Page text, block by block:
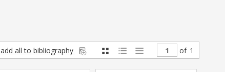
add all to bibliography of 1